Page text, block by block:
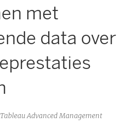
met
data over
Advanced Management